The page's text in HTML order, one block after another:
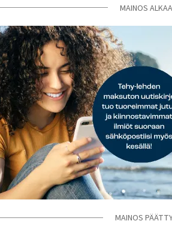
MAINOS ALKAA
MAINOS